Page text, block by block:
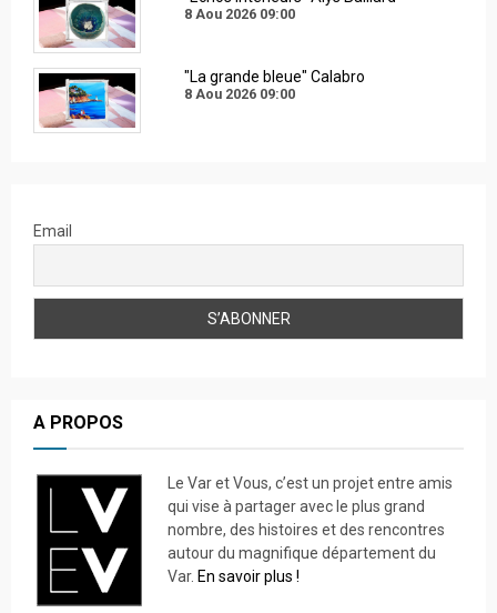
8 Aou 2026 09:00
"La grande bleue" Calabro
8 Aou 2026 09:00
Email
A PROPOS
Le Var et Vous, c’est un projet entre amis
qui vise à partager avec le plus grand
nombre, des histoires et des rencontres
autour du magnifique département du
Var. En savoir plus !